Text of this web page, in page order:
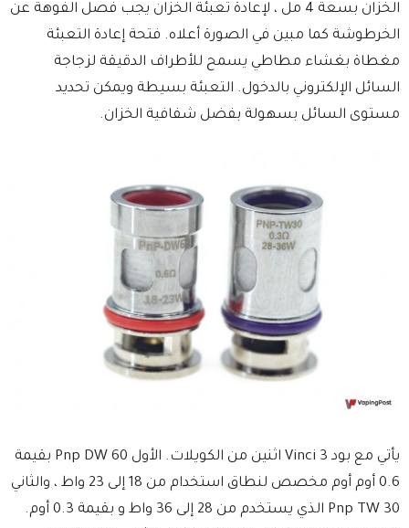
الخزان بسعة 4 مل ، لإعادة تعبئة الخزان يجب فصل الفوهة عن
الخرطوشة كما مبين في الصورة أعلاه. فتحة إعادة التعبئة
مغطاة بغشاء مطاطي يسمح للأطراف الدقيقة لزجاجة
السائل الإلكتروني بالدخول. التعبئة بسيطة ويمكن تحديد
مستوى السائل بسهولة بفضل شفافية الخزان.
يأتي مع بود Vinci 3 اثنين من الكويلات. الأول Pnp DW 60 بقيمة
0.6 أوم أوم مخصص لنطاق استخدام من 18 إلى 23 واط ، والثاني
Pnp TW 30 الذي يستخدم من 28 إلى 36 واط و بقيمة 0.3 أوم.